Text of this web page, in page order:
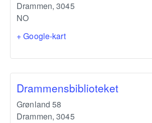
Drammen, 3045
NO
+ Google-kart
Drammensbiblioteket
Grønland 58
Drammen, 3045